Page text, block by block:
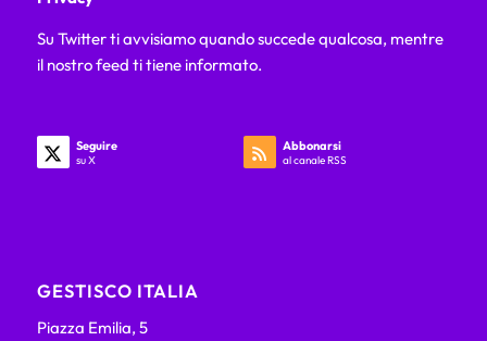
Su Twitter ti avvisiamo quando succede qualcosa, mentre
il nostro feed ti tiene informato.
Seguire
su X
Abbonarsi
al canale RSS
GESTISCO ITALIA
Piazza Emilia, 5